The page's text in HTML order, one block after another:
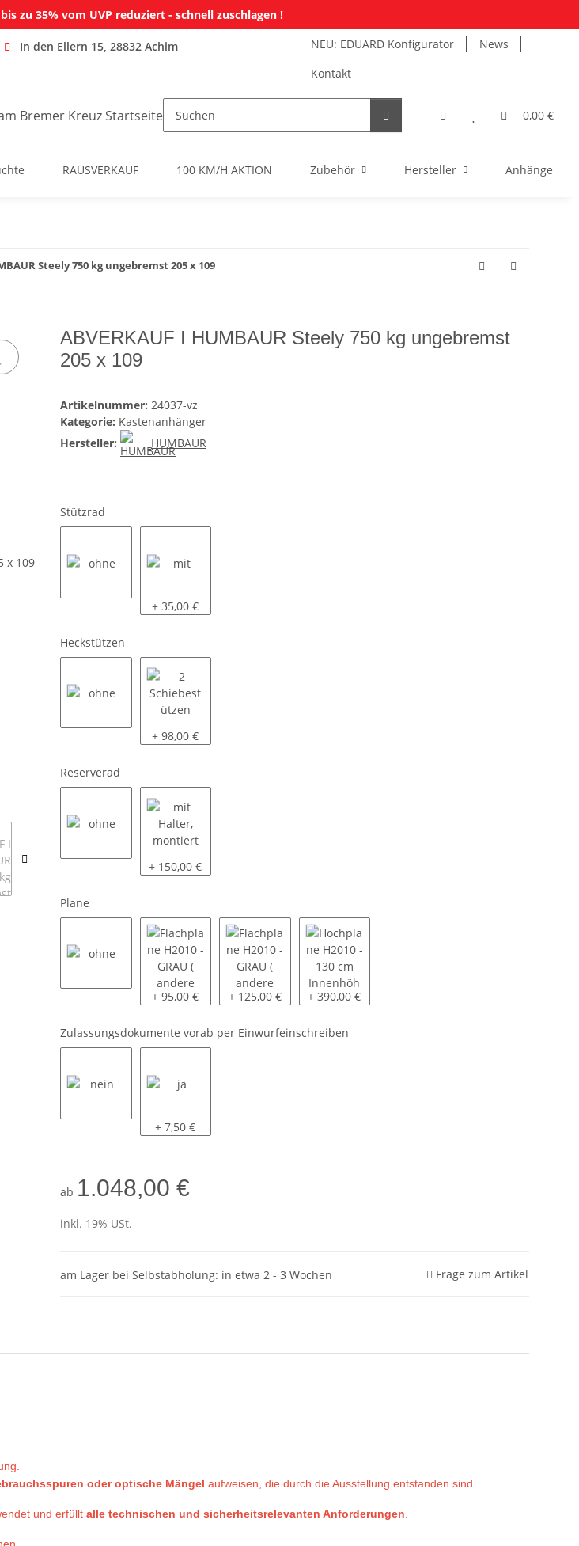
zu 35% vom UVP reduziert - schnell zuschlagen !
In den Ellern 15, 28832 Achim NEU: EDUARD Konfigurator
News
Kontakt
0,00 €
RAUSVERKAUF 100 KM/H AKTION Zubehör Hersteller Anhänger
Steely 750 kg ungebremst 205 x 109
ABVERKAUF I HUMBAUR Steely 750 kg ungebremst
205 x 109
Artikelnummer: 24037-vz
Kategorie: Kastenanhänger
Hersteller:
HUMBAUR
Stützrad
mit
+ 35,00 €
Heckstützen
2 Schiebestützen
+ 98,00 €
Reserverad
mit Halter, montiert
+ 150,00 €
Plane
Flachplane H2010 - GRAU ( andere Farben auf Anfrage ) - beigelegt
+ 95,00 € Flachplane H2010 - GRAU ( andere Farben auf Anfrage ) -
+ 125,00 € Hochplane H2010 - 130 cm Innenhöhe SP-Line -
+ 390,00 €
Zulassungsdokumente vorab per Einwurfeinschreiben
ja
+ 7,50 €
ab 1.048,00 €
inkl. 19% USt.
am Lager bei Selbstabholung: in etwa 2 - 3 Wochen Frage zum Artikel
oder optische Mängel aufweisen, die durch die Ausstellung entstanden sind.
und erfüllt alle technischen und sicherheitsrelevanten Anforderungen